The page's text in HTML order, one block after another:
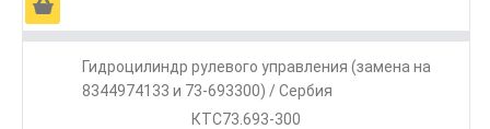
Гидроцилиндр рулевого управления (замена на
8344974133 и 73-693300) / Сербия
КТС73.693-300